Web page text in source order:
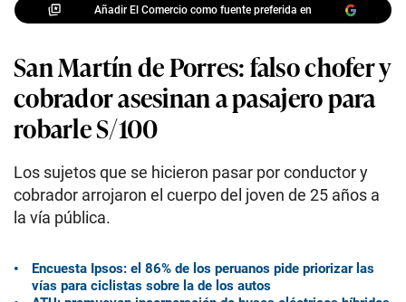
Añadir El Comercio como fuente preferida en
San Martín de Porres: falso chofer y
cobrador asesinan a pasajero para
robarle S/100
Los sujetos que se hicieron pasar por conductor y
cobrador arrojaron el cuerpo del joven de 25 años a
la vía pública.
Encuesta Ipsos: el 86% de los peruanos pide priorizar las
vías para ciclistas sobre la de los autos